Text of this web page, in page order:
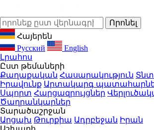
Հայերեն
Русский
English
Լրահոս
Ըստ թեմաների
Քաղաքական Հասարակություն
Իրավունք Արտակարգ
Սպորտ Հարցազրույցներ
Ծաղրանկարներ
Տարածաշրջան
Արցախ Թուրքիա Ադրբեջան Իրան